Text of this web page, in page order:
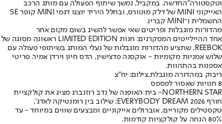
וטקסטורה"החדשה. במקביל, נמשך שיתוף הפעולה עם מותג הרכב
האייקוני MINI של דלק מוטורס, ובחלל היריד יוצגו דגמי MINI קופר SE
החשמלית ו־MINI קבריו.
מהדורות מוגבלות ופריטים שאי אפשר להשיג בשום מקום אחר
אחד ההיילייטים המסקרנים: חנות LIMITED EDITION ראשונה מסוגה של
REEBOK, שתציע מהדורות מוגבלות של נעלי המותג בשיתופי פעולה עם
שלוש אמניות מקומיות - אוקסנה פדצישין, הדס חיון וירדן אמיר. פריטי
אספנות בהתהוות.
ריבוק במהדורה מוגבלת,צילום: יח"צ
8 חנויות שאסור לפספס
NORTHERN STAR- בית האופנה של נדב רוזנברג מציג את קולקציית
חורף 2026 EVERYBODY DREAM: שילוב בין רומנטיקה לאדג׳,
טקסטילים מקוריים, אוברולים אייקוניים ומבצעים שווים במיוחד - עד
80% הנחה על קולקציות קודמות.